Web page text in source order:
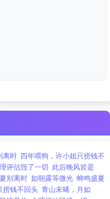
离时 四年喂狗，许小姐只捞钱不
评估毁了一切 此后晚风皆是
别离时 如朝露等微光 蝉鸣盛夏
捞钱不回头 青山未晞，月如